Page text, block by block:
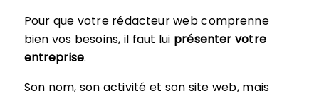
Pour que votre rédacteur web comprenne
bien vos besoins, il faut lui présenter votre
entreprise.
Son nom, son activité et son site web, mais